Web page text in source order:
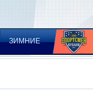
ЗИМНИЕ